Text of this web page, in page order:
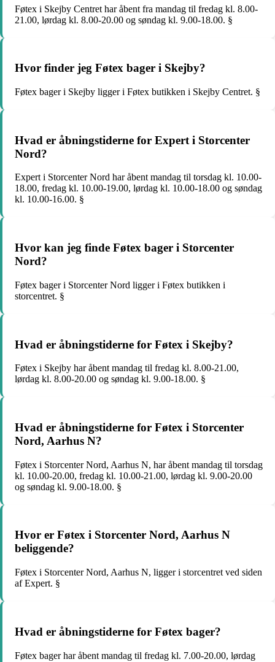
Føtex i Skejby Centret har åbent fra mandag til fredag kl. 8.00-
21.00, lørdag kl. 8.00-20.00 og søndag kl. 9.00-18.00. §
Hvor finder jeg Føtex bager i Skejby?
Føtex bager i Skejby ligger i Føtex butikken i Skejby Centret. §
Hvad er åbningstiderne for Expert i Storcenter
Nord?
Expert i Storcenter Nord har åbent mandag til torsdag kl. 10.00-
18.00, fredag kl. 10.00-19.00, lørdag kl. 10.00-18.00 og søndag
kl. 10.00-16.00. §
Hvor kan jeg finde Føtex bager i Storcenter
Nord?
Føtex bager i Storcenter Nord ligger i Føtex butikken i
storcentret. §
Hvad er åbningstiderne for Føtex i Skejby?
Føtex i Skejby har åbent mandag til fredag kl. 8.00-21.00,
lørdag kl. 8.00-20.00 og søndag kl. 9.00-18.00. §
Hvad er åbningstiderne for Føtex i Storcenter
Nord, Aarhus N?
Føtex i Storcenter Nord, Aarhus N, har åbent mandag til torsdag
kl. 10.00-20.00, fredag kl. 10.00-21.00, lørdag kl. 9.00-20.00
og søndag kl. 9.00-18.00. §
Hvor er Føtex i Storcenter Nord, Aarhus N
beliggende?
Føtex i Storcenter Nord, Aarhus N, ligger i storcentret ved siden
af Expert. §
Hvad er åbningstiderne for Føtex bager?
Føtex bager har åbent mandag til fredag kl. 7.00-20.00, lørdag